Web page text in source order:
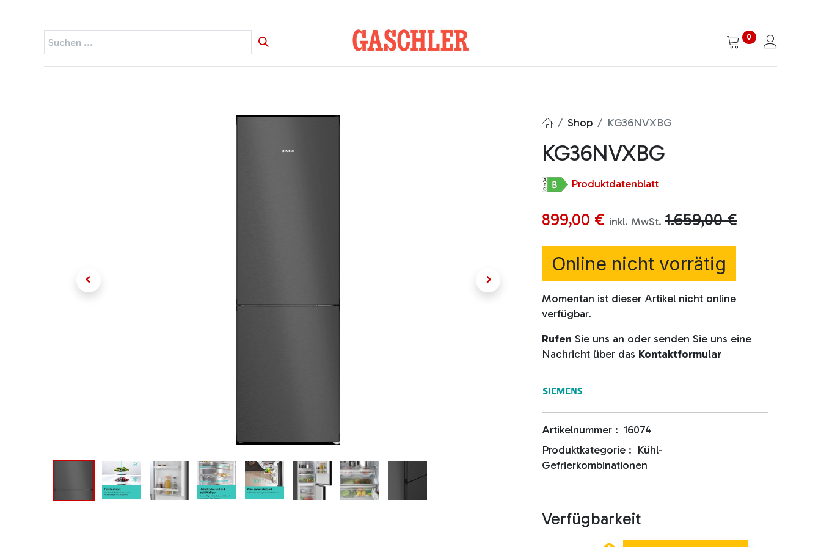
0
Shop KG36NVXBG
KG36NVXBG
Produktdatenblatt
899,00 € inkl. MwSt. 1.659,00€
Online nicht vorrätig
Momentan ist dieser Artikel nicht online
verfügbar.
Rufen Sie uns an oder senden Sie uns eine
Nachricht über das Kontaktformular
Artikelnummer : 16074
Produktkategorie : Kühl-
Gefrierkombinationen
Verfügbarkeit